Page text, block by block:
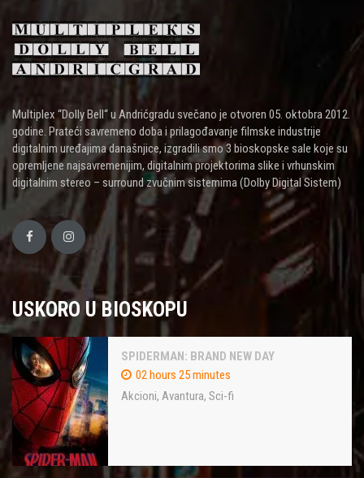
Multiplex “Dolly Bell“ u Andrićgradu svečano je otvoren 05. oktobra 2012.
godine. Prateći savremeno doba i prilagođavanje filmske industrije
digitalnim uređajima današnjice, izgradili smo 3 bioskopske sale koje su
opremljene najsavremenijim, digitalnim projektorima slike i vrhunskim
digitalnim stereo – surround zvučnim sistemima (Dolby Digital Sistem)
USKORO U BIOSKOPU
SPIDERMAN: BRAND NEW DAY
02 hours 25 minutes
Akcioni, Avantura, Sci-fi